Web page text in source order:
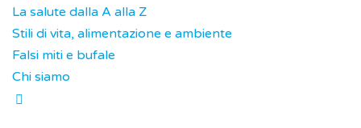
La salute dalla A alla Z
Stili di vita, alimentazione e ambiente
Falsi miti e bufale
Chi siamo